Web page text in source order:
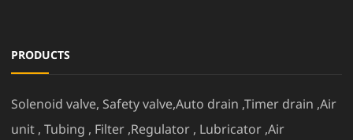
PRODUCTS
Solenoid valve, Safety valve,Auto drain ,Timer drain ,Air
unit , Tubing , Filter ,Regulator , Lubricator ,Air